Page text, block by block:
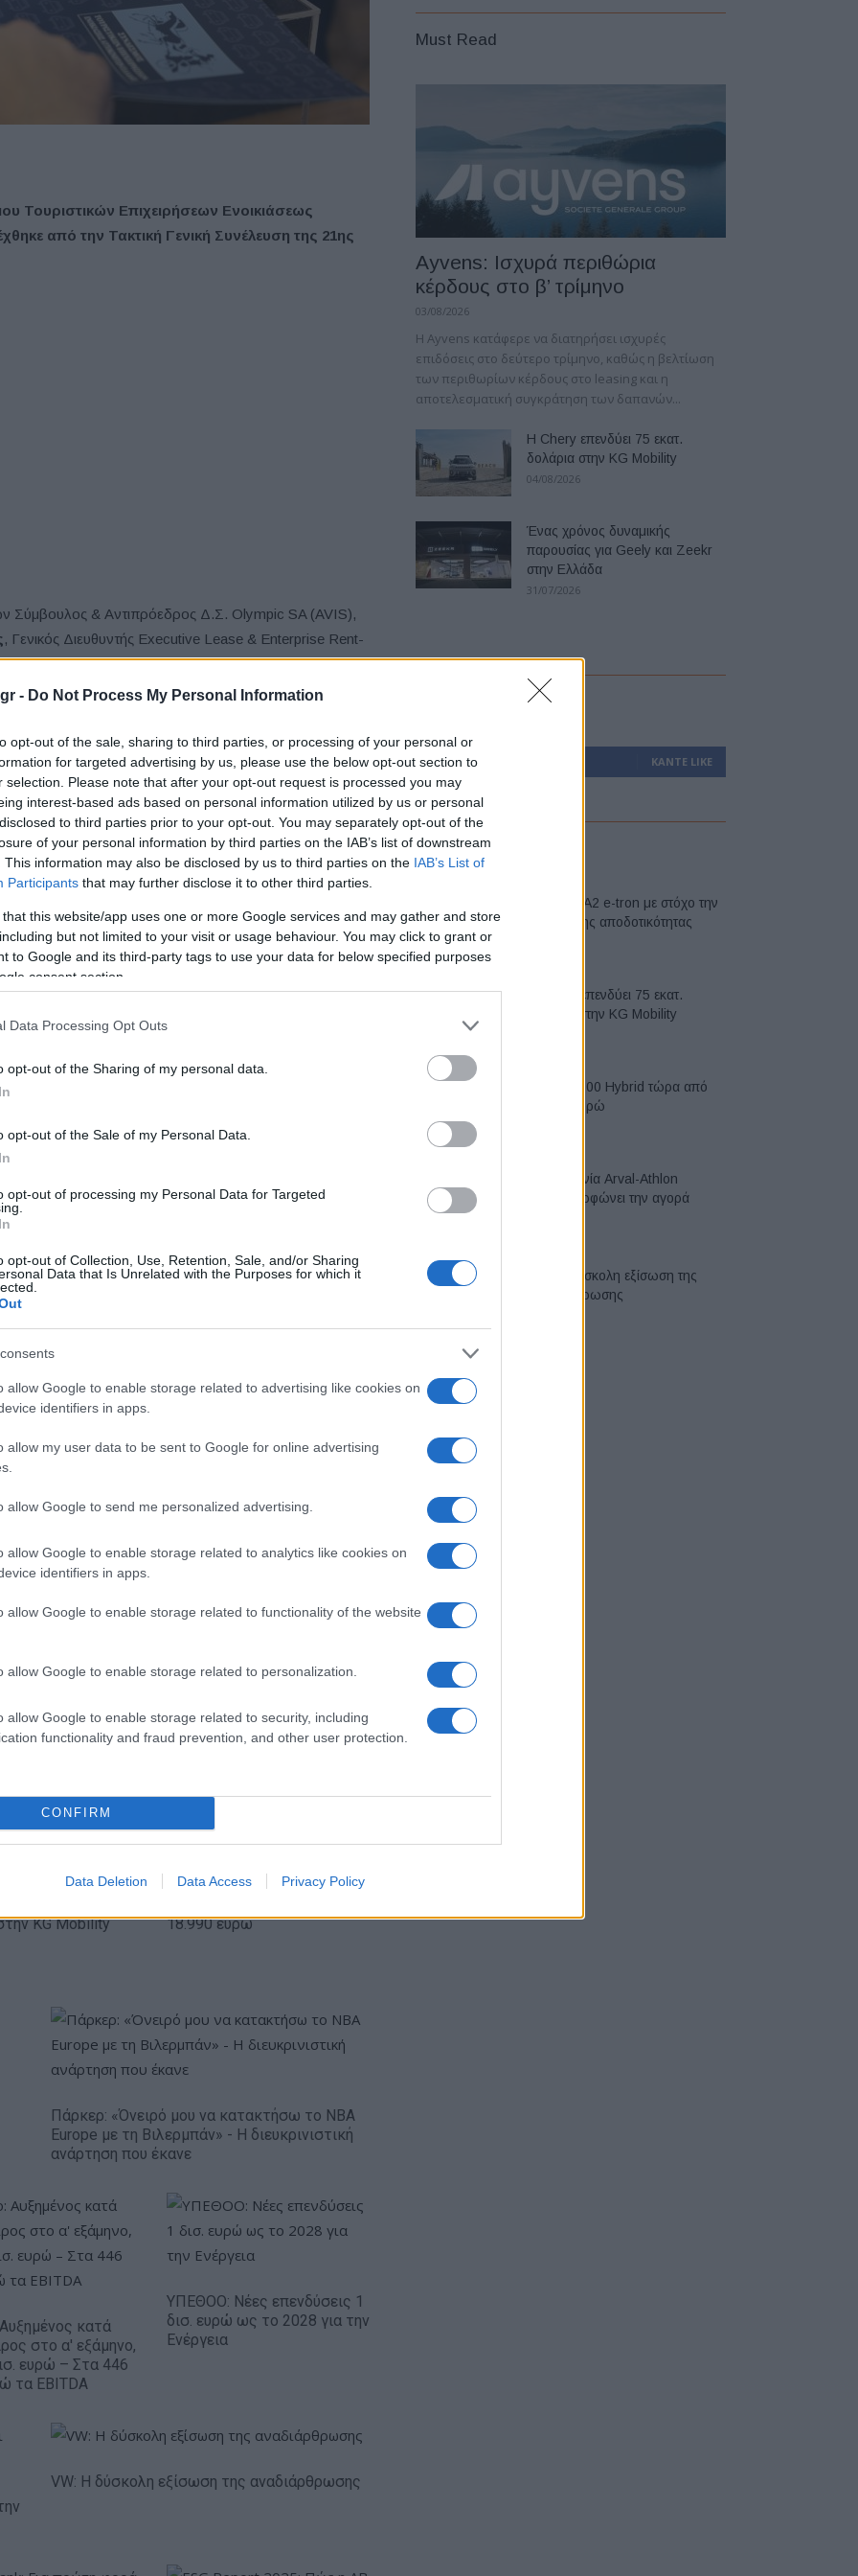
- Do Not Process My Personal Information
opt-out of the sale, sharing to third parties, or processing of your personal or
for targeted advertising by us, please use the below opt-out section to
selection. Please note that after your opt-out request is processed you may
interest-based ads based on personal information utilized by us or personal
to third parties prior to your opt-out. You may separately opt-out of the
of your personal information by third parties on the IAB’s list of downstream
This information may also be disclosed by us to third parties on the IAB’s List of
Participants that may further disclose it to other third parties.
that this website/app uses one or more Google services and may gather and store
but not limited to your visit or usage behaviour. You may click to grant or
to Google and its third-party tags to use your data for below specified purposes
consent section.
Data Processing Opt Outs
opt-out of the Sharing of my personal data.
opt-out of the Sale of my Personal Data.
opt-out of processing my Personal Data for Targeted
opt-out of Collection, Use, Retention, Sale, and/or Sharing
Data that Is Unrelated with the Purposes for which it
allow Google to enable storage related to advertising like cookies on
identifiers in apps.
allow my user data to be sent to Google for online advertising
allow Google to send me personalized advertising.
allow Google to enable storage related to analytics like cookies on
identifiers in apps.
allow Google to enable storage related to functionality of the website
allow Google to enable storage related to personalization.
allow Google to enable storage related to security, including
functionality and fraud prevention, and other user protection.
CONFIRM
Data Deletion Data Access Privacy Policy
Τουριστικών Επιχειρήσεων Ενοικιάσεως
από την Τακτική Γενική Συνέλευση της 21ης
Σύμβουλος & Αντιπρόεδρος Δ.Σ. Olympic SA (AVIS),
, Γενικός Διευθυντής Executive Lease & Εnterprise Rent-
Τσακατούρα, Commercial Director Προπορεία AE
, Εμπορικός Διευθυντής Motorlease SA, Μέλη:
Νικόλαος Πασσιάς, Business Unit Director
Greece, Kinsen Hellas S.A, Κωσταντίνος
Hellas Μον.Εμπ. ΑΕ (AYVENS Greece),Ηρακλής
Κλάδου Ενοικιάσεως Αυτοκινήτων και με τις άκοπες
αρκετά από τα προβλήματα του κλάδου αλλά,
και προώθηση του Ελληνικού Τουριστικού Προϊόντος.
Avis, Budget, Enterprise, Europcar, Hertz, Sixt,
τον κλάδο ως μέλος στο Σύνδεσμο Ελληνικών
στην Πανευρωπαϊκή Ομοσπονδία Ενοικιάσεως
εφαρμόσει Κώδικα Επαγγελματικής
Καταναλωτή, το Ευρωπαϊκό Κέντρο
Προστασίας Καταναλωτή (ΙΝΚΑ, ΕΚΠΟΙΖΩ κ.α.).
Ευρωπαϊκό Κορασίδων Β' Κατηγορίας:
στα 550 εκατ. ευρώ
Χρηματοδότηση 8 εκατ.
ενημέρωσης- Ξεκίνησε το
IAB Hellas: Νέα Διοικούσα Επιτροπή και νέο
KG Mobility
18.990 ευρώ
Πάρκερ: «Όνειρό μου να κατακτήσω το ΝΒΑ
Europe με τη Βιλερμπάν» - Η διευκρινιστική
ανάρτηση που έκανε
κατά
στο α' εξάμηνο,
ευρώ – Στα 446
τα EBITDA
ΥΠΕΘΟΟ: Νέες επενδύσεις 1
δισ. ευρώ ως το 2028 για την
Ενέργεια
VW: Η δύσκολη εξίσωση της αναδιάρθρωσης
Must Read
Ayvens: Iσχυρά περιθώρια
κέρδους στο β’ τρίμηνο
03/08/2026
Η Ayvens κατάφερε να διατηρήσει ισχυρές
επιδόσεις στο δεύτερο τρίμηνο, καθώς η βελτίωση
των περιθωρίων κέρδους στο leasing και η
αποτελεσματική συγκράτηση των δαπανών...
Η Chery επενδύει 75 εκατ.
δολάρια στην KG Mobility
04/08/2026
Ένας χρόνος δυναμικής
παρουσίας για Geely και Zeekr
στην Ελλάδα
31/07/2026
0 Υποστηρικτές ΚΆΝΤΕ LIKE
Latest
Νέο Audi A2 e-tron με στόχο την
κορυφή της αποδοτικότητας
Η Chery επενδύει 75 εκατ.
δολάρια στην KG Mobility
Το FIAT 500 Hybrid τώρα από
18.990 ευρώ
Η συμφωνία Arval-Athlon
αναδιαμορφώνει την αγορά
VW: Η δύσκολη εξίσωση της
αναδιάρθρωσης